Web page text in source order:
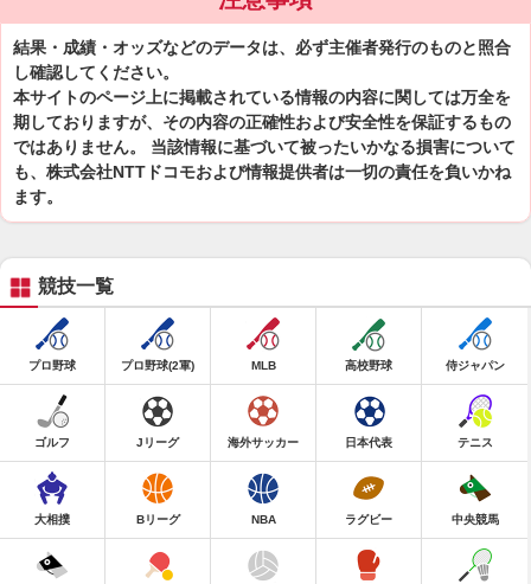
結果・成績・オッズなどのデータは、必ず主催者発行のものと照合
し確認してください。
本サイトのページ上に掲載されている情報の内容に関しては万全を
期しておりますが、その内容の正確性および安全性を保証するもの
ではありません。 当該情報に基づいて被ったいかなる損害について
も、株式会社NTTドコモおよび情報提供者は一切の責任を負いかね
ます。
競技一覧
プロ野球 プロ野球(2軍) MLB 高校野球 侍ジャパン
ゴルフ Jリーグ 海外サッカー 日本代表 テニス
大相撲 Bリーグ NBA ラグビー 中央競馬